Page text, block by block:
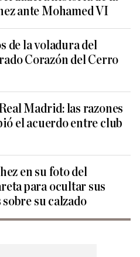
ante Mohamed VI
de la voladura del
Corazón del Cerro
Madrid: las razones
el acuerdo entre club
en su foto del
para ocultar sus
su calzado